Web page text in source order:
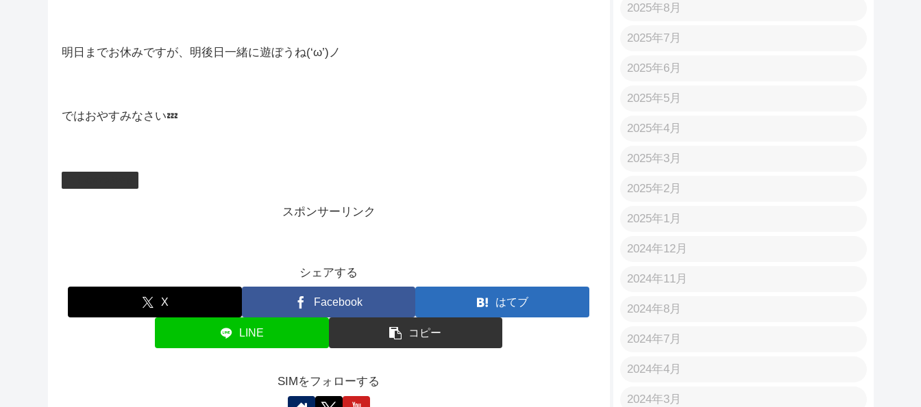
次の配信は明後日かな(‘ω’)ノ
ではおやすみなさい💤
2025年8月
2025年7月
2025年6月
2025年5月
2025年4月
2025年3月
2025年2月
2025年1月
2024年12月
2024年11月
2024年8月
2024年7月
2024年4月
2024年3月